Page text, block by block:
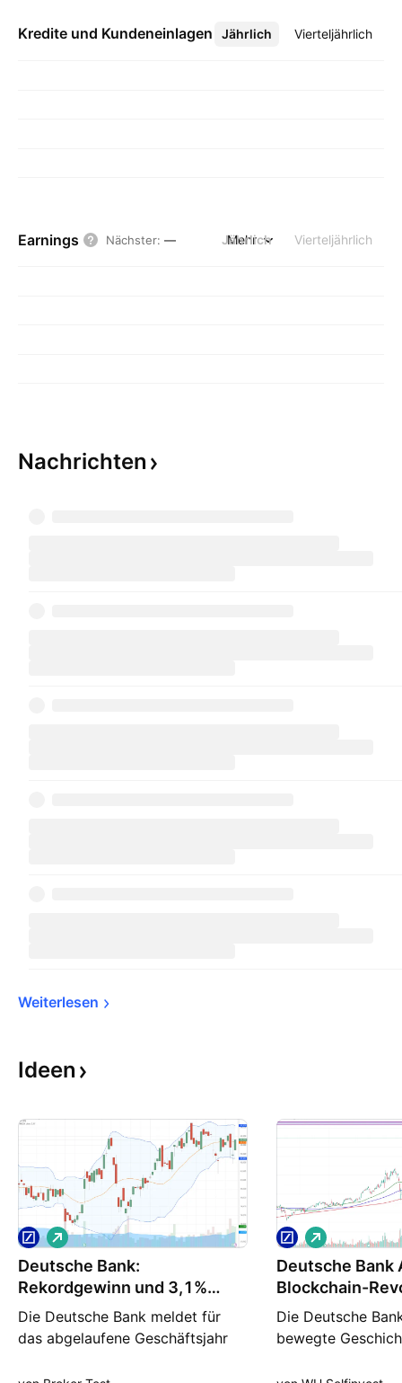
Kredite und Kundeneinlagen Jährlich Vierteljährlich
Mehr
Earnings Nächster: — Jährlich Vierteljährlich
Mehr
Nachrichten
Weiterlesen
Ideen
Deutsche Bank:
Rekordgewinn und 3,1%
Dividende – Analysten sehen
Die Deutsche Bank meldet für
das abgelaufene Geschäftsjahr
L
o
n
Deutsche Bank
Blockchain-
Kurschancen
Die Deutsche
bewegte
L
o
n
g